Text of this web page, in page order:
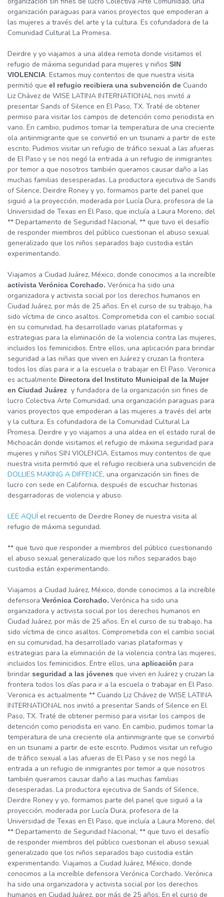
organización paraguas para varios proyectos que empoderan a
las mujeres a través del arte y la cultura. Es cofundadora de la
Comunidad Cultural La Promesa.
Deirdre y yo viajamos a una aldea remota donde visitamos el
refugio de máxima seguridad para mujeres y niños SIN
VIOLENCIA. Estamos muy contentos de que nuestra visita
permitió que el refugio recibiera una subvención de Cuando
Liz Chávez de WISE LATINA INTERNATIONAL nos invitó a
presentar Sands of Silence en El Paso, TX. Traté de obtener
permiso para visitar los campos de detención como periodista en
vano. En cambio, pudimos tomar la temperatura de una creciente
ola antiinmigrante que se convirtió en un tsunami a partir de este
escrito. Pudimos visitar un refugio de tráfico sexual a las afueras
de El Paso y se nos negó la entrada a un refugio de inmigrantes
por temor a que nosotros también queramos causar daño a las
muchas familias desesperadas. La productora ejecutiva de Sands
of Silence, Deirdre Roney y yo, formamos parte del panel que
siguió a la proyección, moderada por Lucía Dura, profesora de la
Universidad de Texas en El Paso, que incluía a Laura Moreno, del
** Departamento de Seguridad Nacional, ** que tuvo el desafío
de responder miembros del público cuestionan el abuso sexual
generalizado que los niños separados bajo custodia están
experimentando.
Viajamos a Ciudad Juárez, México, donde conocimos a la increíble
activista Verónica Corchado. Verónica ha sido una
organizadora y activista social por los derechos humanos en
Ciudad Juárez, por más de 25 años. En el curso de su trabajo, ha
sido víctima de cinco asaltos. Comprometida con el cambio social
en su comunidad, ha desarrollado varias plataformas y
estrategias para la eliminación de la violencia contra las mujeres,
incluidos los feminicidios. Entre ellos, una aplicación para brindar
seguridad a las niñas que viven en Juárez y cruzan la frontera
todos los días para ir a la escuela o trabajar en El Paso. Veronica
es actualmente Directora del Instituto Municipal de la Mujer
en Ciudad Juárez y fundadora de la organización sin fines de
lucro Colectiva Arte Comunidad, una organización paraguas para
varios proyectos que empoderan a las mujeres a través del arte
y la cultura. Es cofundadora de la Comunidad Cultural La
Promesa. Deirdre y yo viajamos a una aldea en el estado rural de
Michoacán donde visitamos el refugio de máxima seguridad para
mujeres y niños SIN VIOLENCIA. Estamos muy contentos de que
nuestra visita permitió que el refugio recibiera una subvención de
DOLLIES MAKING A DIFFENCE, una organización sin fines de
lucro con sede en California, después de escuchar historias
desgarradoras de violencia y abuso.
LEE AQUÍ el recuento de Deirdre Roney de nuestra visita al
refugio de máxima seguridad.
** que tuvo que responder a miembros del público cuestionando
el abuso sexual generalizado que los niños separados bajo
custodia están experimentando.
Viajamos a Ciudad Juárez, México, donde conocimos a la increíble
defensora Verónica Corchado. Verónica ha sido una
organizadora y activista social por los derechos humanos en
Ciudad Juárez, por más de 25 años. En el curso de su trabajo, ha
sido víctima de cinco asaltos. Comprometida con el cambio social
en su comunidad, ha desarrollado varias plataformas y
estrategias para la eliminación de la violencia contra las mujeres,
incluidos los feminicidios. Entre ellos, una aplicación para
brindar seguridad a las jóvenes que viven en Juárez y cruzan la
frontera todos los días para ir a la escuela o trabajar en El Paso.
Veronica es actualmente ** Cuando Liz Chávez de WISE LATINA
INTERNATIONAL nos invitó a presentar Sands of Silence en El
Paso, TX. Traté de obtener permiso para visitar los campos de
detención como periodista en vano. En cambio, pudimos tomar la
temperatura de una creciente ola antiinmigrante que se convirtió
en un tsunami a partir de este escrito. Pudimos visitar un refugio
de tráfico sexual a las afueras de El Paso y se nos negó la
entrada a un refugio de inmigrantes por temor a que nosotros
también queramos causar daño a las muchas familias
desesperadas. La productora ejecutiva de Sands of Silence,
Deirdre Roney y yo, formamos parte del panel que siguió a la
proyección, moderada por Lucía Dura, profesora de la
Universidad de Texas en El Paso, que incluía a Laura Moreno, del
** Departamento de Seguridad Nacional, ** que tuvo el desafío
de responder miembros del público cuestionan el abuso sexual
generalizado que los niños separados bajo custodia están
experimentando. Viajamos a Ciudad Juárez, México, donde
conocimos a la increíble defensora Verónica Corchado. Verónica
ha sido una organizadora y activista social por los derechos
humanos en Ciudad Juárez, por más de 25 años. En el curso de